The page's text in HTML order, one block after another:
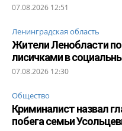
07.08.2026 12:51
Ленинградская область
Жители Ленобласти
лисичками в
07.08.2026 12:30
Общество
Криминалист назвал
побега семьи